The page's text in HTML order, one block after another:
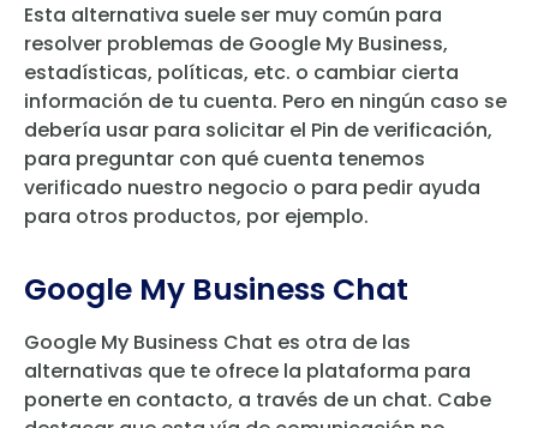
Esta alternativa suele ser muy común para
resolver problemas de Google My Business,
estadísticas, políticas, etc. o cambiar cierta
información de tu cuenta. Pero en ningún caso se
debería usar para solicitar el Pin de verificación,
para preguntar con qué cuenta tenemos
verificado nuestro negocio o para pedir ayuda
para otros productos, por ejemplo.
Google My Business Chat
Google My Business Chat es otra de las
alternativas que te ofrece la plataforma para
ponerte en contacto, a través de un chat. Cabe